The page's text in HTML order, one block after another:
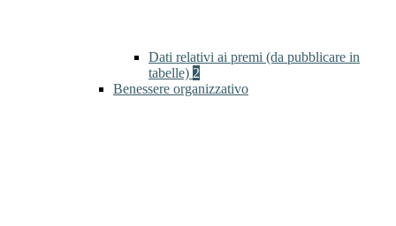
Dati relativi ai premi (da pubblicare in
tabelle) 2
Benessere organizzativo